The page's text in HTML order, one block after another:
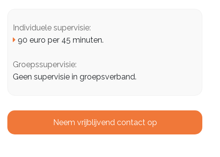
Individuele supervisie:
90 euro per 45 minuten.
Groepssupervisie:
Geen supervisie in groepsverband.
Neem vrijblijvend contact op